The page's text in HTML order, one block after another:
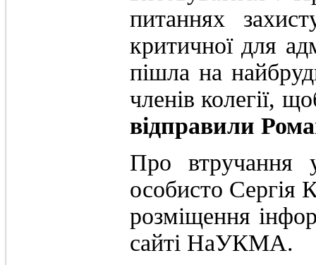
питаннях
критичної для
пішла на
членів колегії,
відправили
Про втручання
особисто Сергія
розміщення
сайті НаУКМА.